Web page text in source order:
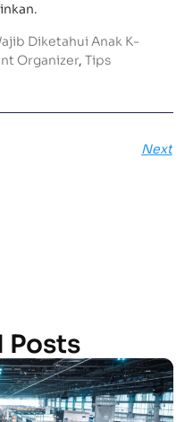
Diketahui Anak K-
Organizer,Tips
Next
Posts